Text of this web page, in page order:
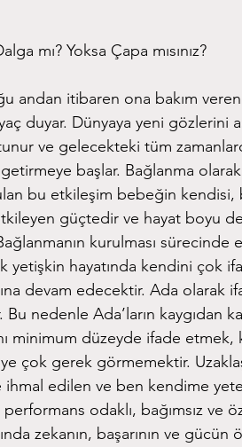
mı? Yoksa Çapa mısınız?
andan itibaren ona bakım
duyar. Dünyaya yeni gözlerini
ve gelecekteki tüm
başlar. Bağlanma olarak
bu etkileşim bebeğin kendisi,
güçtedir ve hayat boyu
kurulması sürecinde
yetişkin hayatında kendini çok
devam edecektir. Ada olarak
nedenle Ada’ların kaygıdan
minimum düzeyde ifade
çok gerek görmemektir.
ihmal edilen ve ben kendime
odaklı, bağımsız ve
zekanın, başarının ve gücün